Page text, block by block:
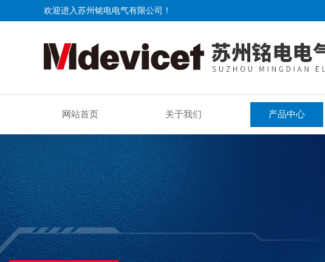
欢迎进入苏州铭电电气有限公司！
网站首页 关于我们 产品中心